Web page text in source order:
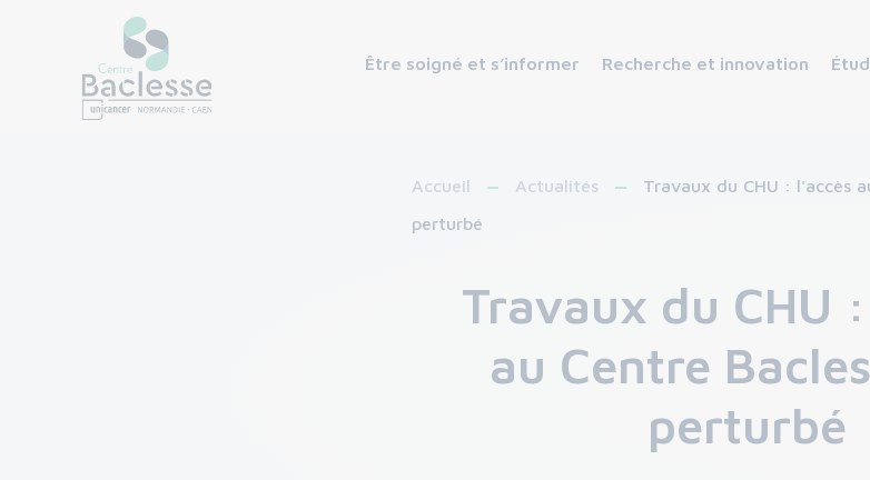
Être soigné et s’informer Recherche et innovation
Accueil Actualités
Travaux du CHU : l'accès
perturbé
Travaux du CHU :
au Centre
perturbé